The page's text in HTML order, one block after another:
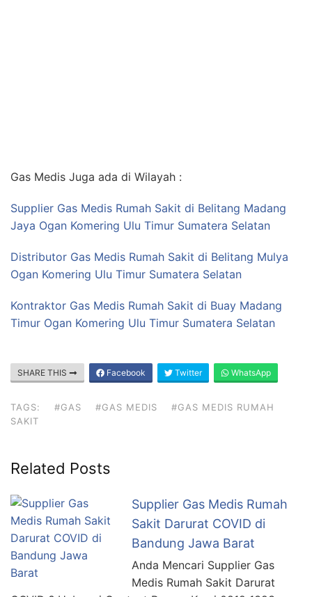
Gas Medis Juga ada di Wilayah :
Supplier Gas Medis Rumah Sakit di Belitang Madang
Jaya Ogan Komering Ulu Timur Sumatera Selatan
Distributor Gas Medis Rumah Sakit di Belitang Mulya
Ogan Komering Ulu Timur Sumatera Selatan
Kontraktor Gas Medis Rumah Sakit di Buay Madang
Timur Ogan Komering Ulu Timur Sumatera Selatan
SHARE THIS Facebook Twitter WhatsApp
TAGS: #GAS #GAS MEDIS
#GAS MEDIS RUMAH
SAKIT
Related Posts
Supplier Gas Medis Rumah
Sakit Darurat COVID di
Bandung Jawa Barat
Anda Mencari Supplier Gas
Medis Rumah Sakit Darurat